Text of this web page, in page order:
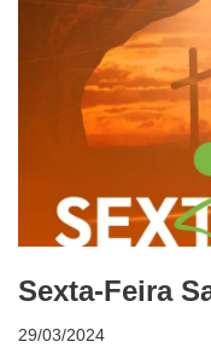
Sexta-Feira
29/03/2024